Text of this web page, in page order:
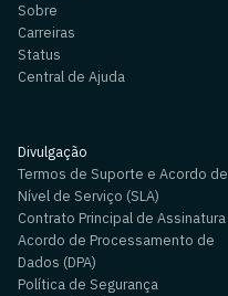
Sobre
Carreiras
Status
Central de Ajuda
Divulgação
Termos de Suporte e Acordo de
Nível de Serviço (SLA)
Contrato Principal de Assinatura
Acordo de Processamento de
Dados (DPA)
Política de Segurança